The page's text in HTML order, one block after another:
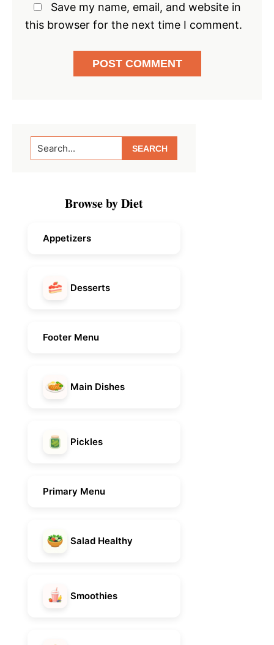
Save my name, email, and website in
this browser for the next time I comment.
Primary
Sidebar
Search...
Browse by Diet
Appetizers
Desserts
Footer Menu
Main Dishes
Pickles
Primary Menu
Salad Healthy
Smoothies